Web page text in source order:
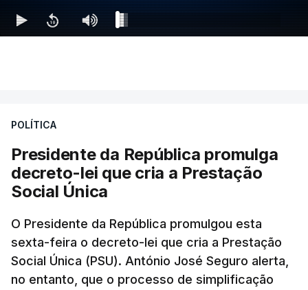
POLÍTICA
Presidente da República promulga
decreto-lei que cria a Prestação
Social Única
O Presidente da República promulgou esta
sexta-feira o decreto-lei que cria a Prestação
Social Única (PSU). António José Seguro alerta,
no entanto, que o processo de simplificação